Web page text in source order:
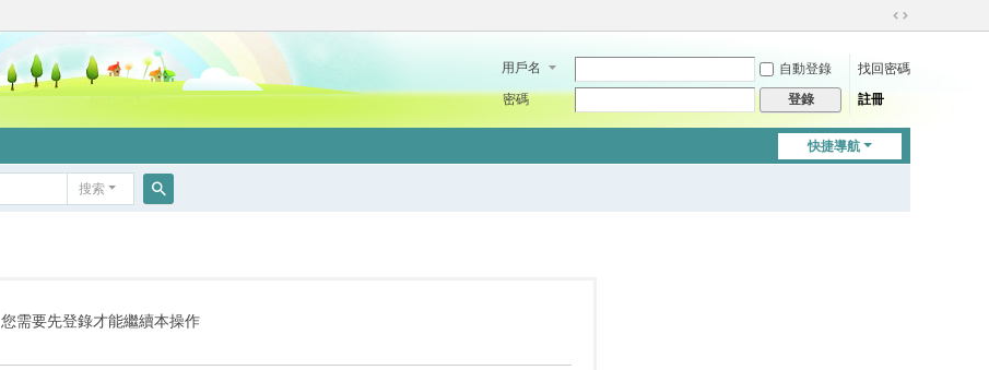
切
到
用戶名 自動登錄
找回密碼
密碼
登錄 註冊
快捷導航
搜索
您需要先登錄才能繼續本操作